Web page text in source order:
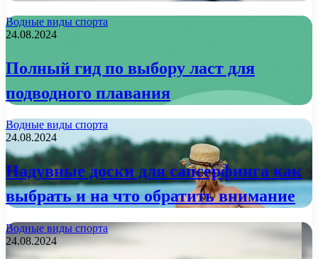
Водные виды спорта
24.08.2024
Полный гид по выбору ласт для
подводного плавания
Водные виды спорта
24.08.2024
Надувные доски для сапсерфинга как
выбрать и на что обратить внимание
Водные виды спорта
24.08.2024